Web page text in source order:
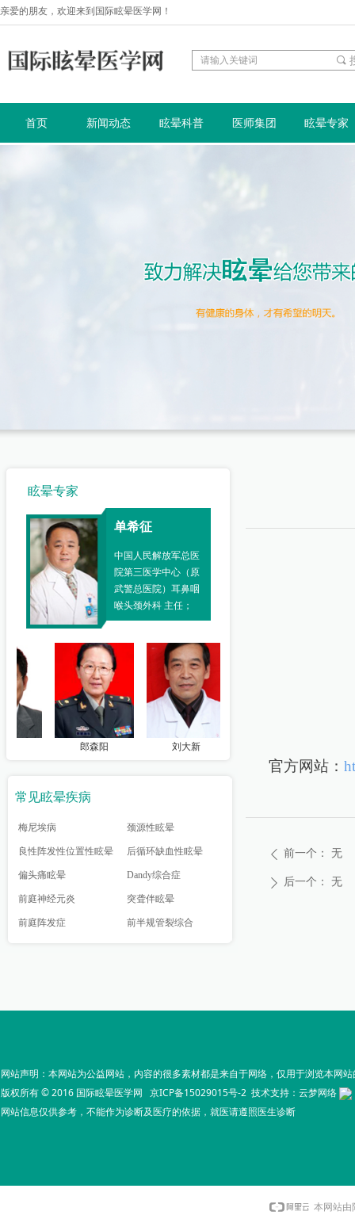
亲爱的朋友，欢迎来到国际眩晕医学网！
끠
首页 新闻动态 眩晕科普 医师集团 眩晕专家
中国人民解放军总医院
第三医学中心（原武警
总医院）耳鼻咽喉头颈
外科 主任；
单希征
眩晕专家
单希征
中国人民解放军总医
院第三医学中心（原
武警总医院）耳鼻咽
喉头颈外科 主任；
郎森阳 刘大新
常见眩晕疾病
梅尼埃病
良性阵发性位置性眩晕
偏头痛眩晕
前庭神经元炎
前庭阵发症
颈源性眩晕
后循环缺血性眩晕
Dandy综合症
突聋伴眩晕
前半规管裂综合
官方网站：
ꄴ 前一个： 无
ꄲ 后一个： 无
网站声明：本网站为公益网站，内容的很多素材都是来自于网络，仅用于浏览本网
版权所有 © 2016 国际眩晕医学网 京ICP备15029015号-2 技术支持： 云梦网络
网站信息仅供参考，不能作为诊断及医疗的依据，就医请遵照医生诊断
本网站由